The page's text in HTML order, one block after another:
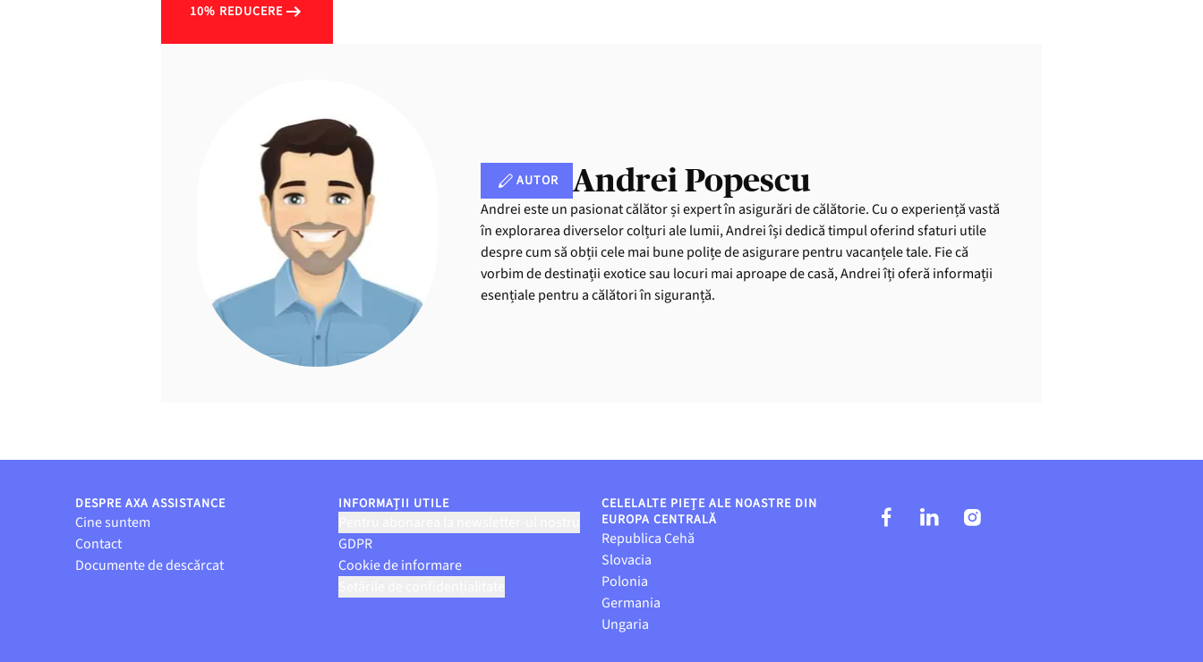
10% REDUCERE
AUTOR Andrei Popescu
Andrei este un pasionat călător și expert în asigurări de călătorie. Cu o experiență vastă
în explorarea diverselor colțuri ale lumii, Andrei își dedică timpul oferind sfaturi utile
despre cum să obții cele mai bune polițe de asigurare pentru vacanțele tale. Fie că
vorbim de destinații exotice sau locuri mai aproape de casă, Andrei îți oferă informații
esențiale pentru a călători în siguranță.
DESPRE AXA ASSISTANCE
Cine suntem
Contact
Documente de descărcat
INFORMAȚII UTILE
GDPR
Cookie de informare
CELELALTE PIEȚE ALE NOASTRE DIN
EUROPA CENTRALĂ
Republica Cehă
Slovacia
Polonia
Germania
Ungaria